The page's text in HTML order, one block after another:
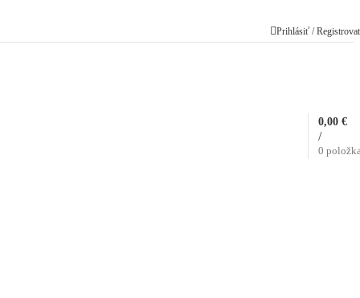
Prihlásiť /
0
/
0,00 €